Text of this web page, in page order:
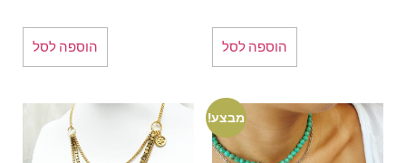
הוספה לסל הוספה לסל
מבצע!